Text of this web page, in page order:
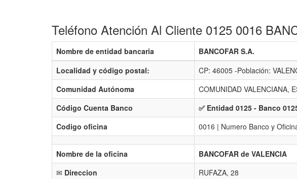
Teléfono Atención Al Cliente 0125 0016
Nombre de entidad bancaria
BANCOFAR S.A.
Localidad y código postal:
CP: 46005 -Población:
Comunidad Autónoma
COMUNIDAD VALENCIANA,
Código Cuenta Banco
✅ Entidad 0125 - Banco
Codigo oficina
0016 | Numero Banco y
Nombre de la oficina
BANCOFAR de VALENCIA
✉ Direccion
RUFAZA, 28